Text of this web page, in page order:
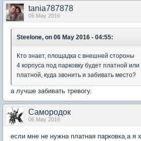
tania787878
06 May 2016
Steelone, on 06 May 2016 - 04:55:
Кто знает, площадка с внешней стороны
4 корпуса под парковку будет платной
платной, куда звонить и забивать место?
а лучше забивать тревогу.
Самородок
06 May 2016
если мне не нужна платная парковка,а я